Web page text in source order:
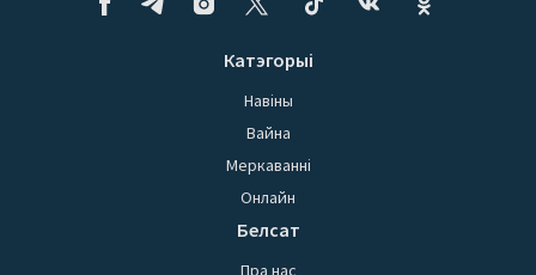
Катэгорыі
Навіны
Вайна
Меркаванні
Онлайн
Белсат
Пра нас